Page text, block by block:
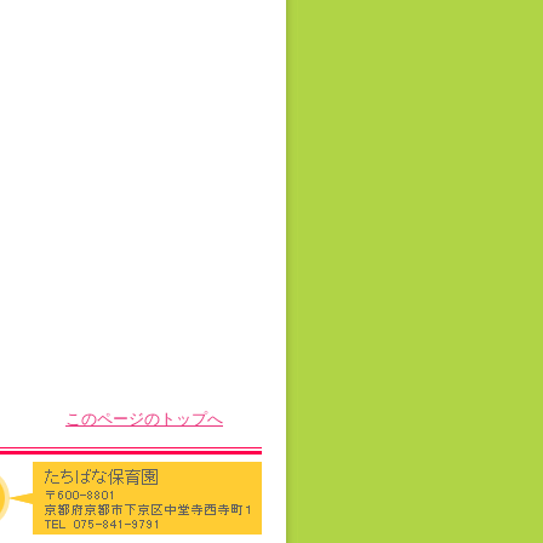
このページのトップへ